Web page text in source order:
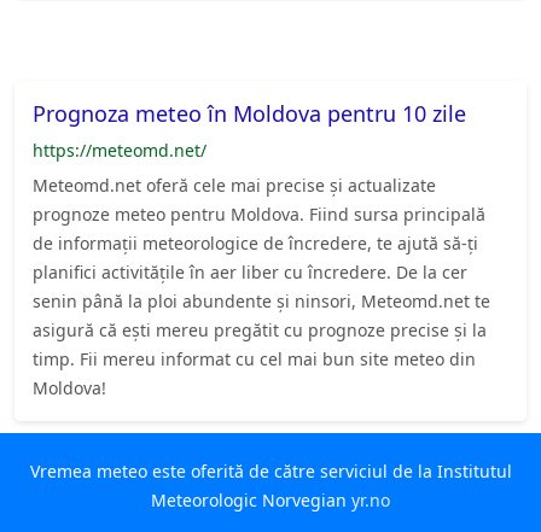
Prognoza meteo în Moldova pentru 10 zile
https://meteomd.net/
Meteomd.net oferă cele mai precise și actualizate
prognoze meteo pentru Moldova. Fiind sursa principală
de informații meteorologice de încredere, te ajută să-ți
planifici activitățile în aer liber cu încredere. De la cer
senin până la ploi abundente și ninsori, Meteomd.net te
asigură că ești mereu pregătit cu prognoze precise și la
timp. Fii mereu informat cu cel mai bun site meteo din
Moldova!
Vremea meteo este oferită de către serviciul de la Institutul
Meteorologic Norvegian yr.no